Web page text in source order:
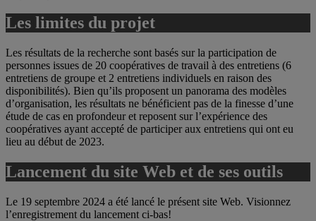
Les limites du projet
Les résultats de la recherche sont basés sur la participation de
personnes issues de 20 coopératives de travail à des entretiens (6
entretiens de groupe et 2 entretiens individuels en raison des
disponibilités). Bien qu’ils proposent un panorama des modèles
d’organisation, les résultats ne bénéficient pas de la finesse d’une
étude de cas en profondeur et reposent sur l’expérience des
coopératives ayant accepté de participer aux entretiens qui ont eu
lieu au début de 2023.
Lancement du site Web et de ses outils
Le 19 septembre 2024 a été lancé le présent site Web. Visionnez
l’enregistrement du lancement ci-bas!